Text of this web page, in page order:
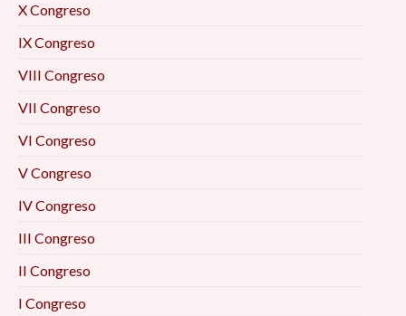
X Congreso
IX Congreso
VIII Congreso
VII Congreso
VI Congreso
V Congreso
IV Congreso
III Congreso
II Congreso
I Congreso